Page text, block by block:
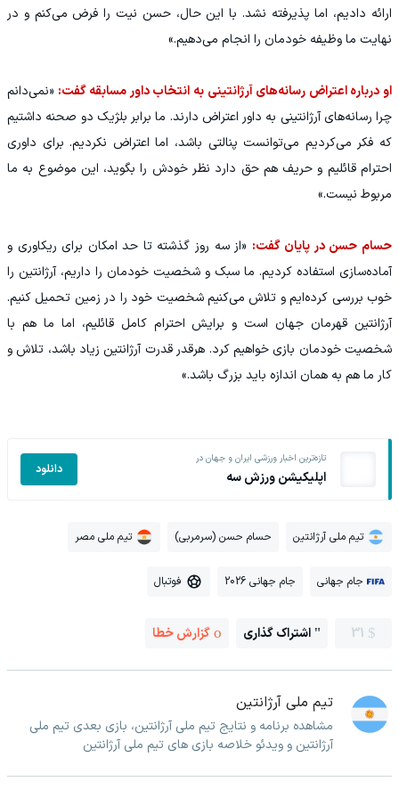
ارائه دادیم، اما پذیرفته نشد. با این حال، حسن نیت را فرض می‌کنم و در
نهایت ما وظیفه خودمان را انجام می‌دهیم.»
او درباره اعتراض رسانه‌های آرژانتینی به انتخاب داور مسابقه گفت: «نمی‌دانم
چرا رسانه‌های آرژانتینی به داور اعتراض دارند. ما برابر بلژیک دو صحنه داشتیم
که فکر می‌کردیم می‌توانست پنالتی باشد، اما اعتراض نکردیم. برای داوری
احترام قائلیم و حریف هم حق دارد نظر خودش را بگوید، این موضوع به ما
مربوط نیست.»
حسام حسن در پایان گفت: «از سه روز گذشته تا حد امکان برای ریکاوری و
آماده‌سازی استفاده کردیم. ما سبک و شخصیت خودمان را داریم، آرژانتین را
خوب بررسی کرده‌ایم و تلاش می‌کنیم شخصیت خود را در زمین تحمیل کنیم.
آرژانتین قهرمان جهان است و برایش احترام کامل قائلیم، اما ما هم با
شخصیت خودمان بازی خواهیم کرد. هرقدر قدرت آرژانتین زیاد باشد، تلاش و
کار ما هم به همان اندازه باید بزرگ باشد.»
تازه‌ترین اخبار ورزشی ایران و جهان در
اپلیکیشن ورزش سه دانلود
تیم ملی آرژانتین حسام حسن (سرمربی) تیم ملی مصر
جام جهانی جام جهانی 2026 فوتبال
31 اشتراک گذاری گزارش خطا
تیم ملی آرژانتین
مشاهده برنامه و نتایج تیم ملی آرژانتین، بازی بعدی تیم ملی
آرژانتین و ویدئو خلاصه بازی های تیم ملی آرژانتین